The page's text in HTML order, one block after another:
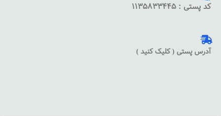
کد پستی : 1135833445
آدرس پستی ( کلیک کنید )